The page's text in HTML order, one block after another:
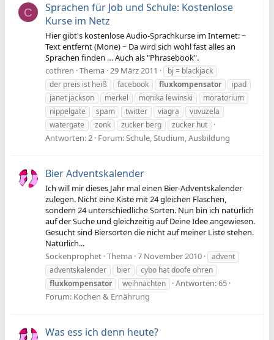
C
Sprachen für Job und Schule: Kostenlose
Kurse im Netz
Hier gibt's kostenlose Audio-Sprachkurse im Internet: ~
Text entfernt (Mone) ~ Da wird sich wohl fast alles an
Sprachen finden … Auch als "Phrasebook".
cothren Thema 29 März 2011
bj = blackjack
der preis ist heiß
facebook fluxkompensator
ipad
janet jackson
merkel monika lewinski
moratorium
nippelgate
spam twitter viagra
vuvuzela
watergate
zonk zucker berg zucker hut
Antworten: 2 Forum:Schule, Studium, Ausbildung
Bier Adventskalender
Ich will mir dieses Jahr mal einen Bier-Adventskalender
zulegen. Nicht eine Kiste mit 24 gleichen Flaschen,
sondern 24 unterschiedliche Sorten. Nun bin ich natürlich
auf der Suche und gleichzeitig auf Deine Idee angewiesen.
Gesucht sind Biersorten die nicht auf meiner Liste stehen.
Natürlich...
Sockenprophet Thema 7 November 2010
advent
adventskalender
bier
cybo hat doofe ohren
fluxkompensator
weihnachten
Antworten: 65
Forum: Kochen & Ernährung
Was ess ich denn heute?